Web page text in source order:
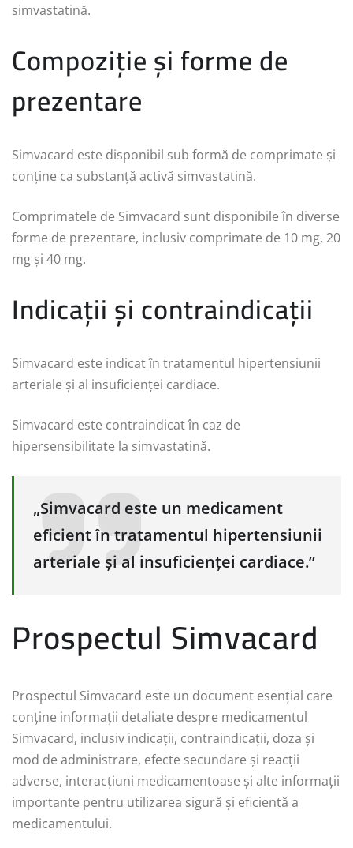
simvastatină.
Compoziție și forme de
prezentare
Simvacard este disponibil sub formă de comprimate și
conține ca substanță activă simvastatină.
Comprimatele de Simvacard sunt disponibile în diverse
forme de prezentare, inclusiv comprimate de 10 mg, 20
mg și 40 mg.
Indicații și contraindicații
Simvacard este indicat în tratamentul hipertensiunii
arteriale și al insuficienței cardiace.
Simvacard este contraindicat în caz de
hipersensibilitate la simvastatină.
„Simvacard este un medicament
eficient în tratamentul hipertensiunii
arteriale și al insuficienței cardiace.”
Prospectul Simvacard
Prospectul Simvacard este un document esențial care
conține informații detaliate despre medicamentul
Simvacard, inclusiv indicații, contraindicații, doza și
mod de administrare, efecte secundare și reacții
adverse, interacțiuni medicamentoase și alte informații
importante pentru utilizarea sigură și eficientă a
medicamentului.